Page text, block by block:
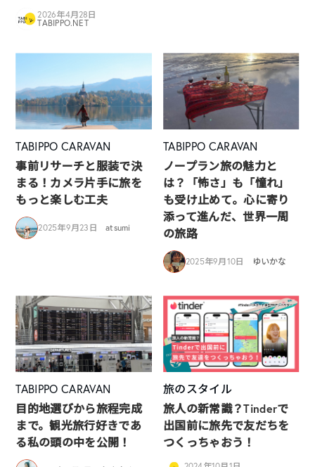
2026年4月28日
TABIPPO.NET
TABIPPO CARAVAN
事前リサーチと服装で決
まる！カメラ片手に旅を
もっと楽しむ工夫
2025年9月23日 atsumi
TABIPPO CARAVAN
ノープラン旅の魅力と
は？「怖さ」も「憧れ」
も受け止めて。心に寄り
添って進んだ、世界一周
の旅路
2025年9月10日 ゆいかな
TABIPPO CARAVAN
目的地選びから旅程完成
まで。観光旅行好きであ
る私の頭の中を公開！
旅のスタイル
旅人の新常識？Tinderで
出国前に旅先で友だちを
つくっちゃおう！